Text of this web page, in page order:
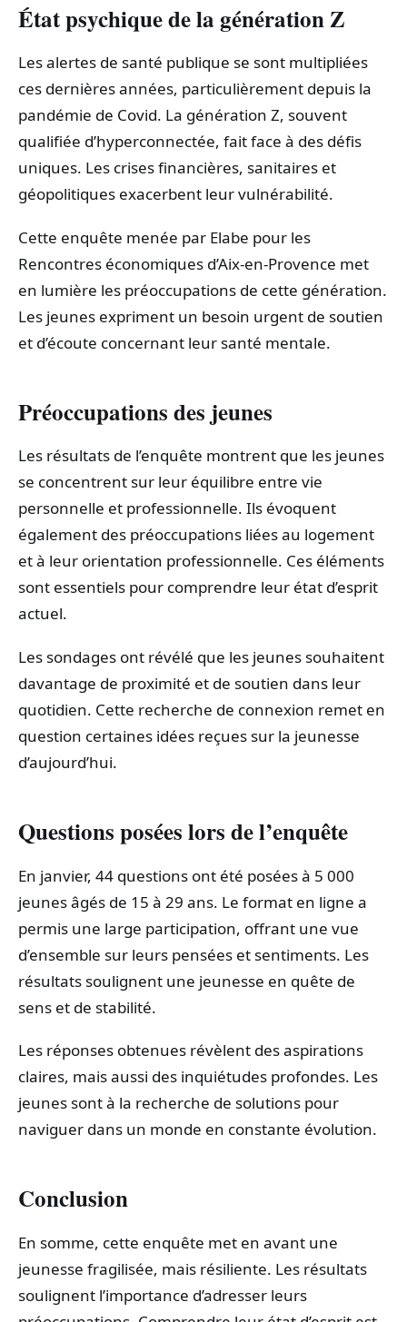
État psychique de la génération Z
Les alertes de santé publique se sont multipliées
ces dernières années, particulièrement depuis la
pandémie de Covid. La génération Z, souvent
qualifiée d’hyperconnectée, fait face à des défis
uniques. Les crises financières, sanitaires et
géopolitiques exacerbent leur vulnérabilité.
Cette enquête menée par Elabe pour les
Rencontres économiques d’Aix-en-Provence met
en lumière les préoccupations de cette génération.
Les jeunes expriment un besoin urgent de soutien
et d’écoute concernant leur santé mentale.
Préoccupations des jeunes
Les résultats de l’enquête montrent que les jeunes
se concentrent sur leur équilibre entre vie
personnelle et professionnelle. Ils évoquent
également des préoccupations liées au logement
et à leur orientation professionnelle. Ces éléments
sont essentiels pour comprendre leur état d’esprit
actuel.
Les sondages ont révélé que les jeunes souhaitent
davantage de proximité et de soutien dans leur
quotidien. Cette recherche de connexion remet en
question certaines idées reçues sur la jeunesse
d’aujourd’hui.
Questions posées lors de l’enquête
En janvier, 44 questions ont été posées à 5 000
jeunes âgés de 15 à 29 ans. Le format en ligne a
permis une large participation, offrant une vue
d’ensemble sur leurs pensées et sentiments. Les
résultats soulignent une jeunesse en quête de
sens et de stabilité.
Les réponses obtenues révèlent des aspirations
claires, mais aussi des inquiétudes profondes. Les
jeunes sont à la recherche de solutions pour
naviguer dans un monde en constante évolution.
Conclusion
En somme, cette enquête met en avant une
jeunesse fragilisée, mais résiliente. Les résultats
soulignent l’importance d’adresser leurs